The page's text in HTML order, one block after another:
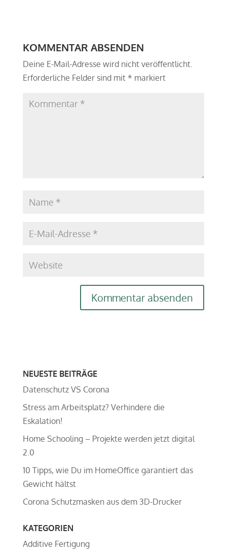
KOMMENTAR ABSENDEN
Deine E-Mail-Adresse wird nicht veröffentlicht.
Erforderliche Felder sind mit * markiert
NEUESTE BEITRÄGE
Datenschutz VS Corona
Stress am Arbeitsplatz? Verhindere die
Eskalation!
Home Schooling – Projekte werden jetzt digital
2.0
10 Tipps, wie Du im HomeOffice garantiert das
Gewicht hältst
Corona Schutzmasken aus dem 3D-Drucker
KATEGORIEN
Additive Fertigung